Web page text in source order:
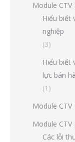
Module
Hiểu biết
nghiệp
(3)
Hiểu biết
lực bán
(1)
Module
Module
Các lỗi